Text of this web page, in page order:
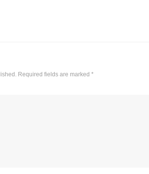
Required fields are marked *